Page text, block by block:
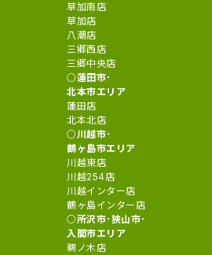
草加南店
草加店
八潮店
三郷西店
三郷中央店
蓮田市･
北本市エリア
蓮田店
北本北店
川越市･
鶴ヶ島市エリア
川越東店
川越254店
川越インター店
鶴ヶ島インター店
所沢市･狭山市･
入間市エリア
鵜ノ木店